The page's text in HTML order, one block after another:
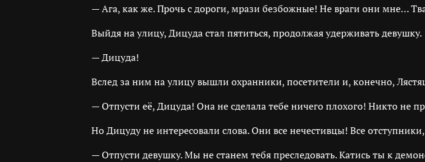
— Ага, как же. Прочь с дороги, мрази безбожные! Не враги они мне…
Выйдя на улицу, Дицуда стал пятиться, продолжая удерживать девушку.
— Дицуда!
Вслед за ним на улицу вышли охранники, посетители и, конечно,
— Отпусти её, Дицуда! Она не сделала тебе ничего плохого! Никто не
Но Дицуду не интересовали слова. Они все нечестивцы! Все
— Отпусти девушку. Мы не станем тебя преследовать. Катись ты к